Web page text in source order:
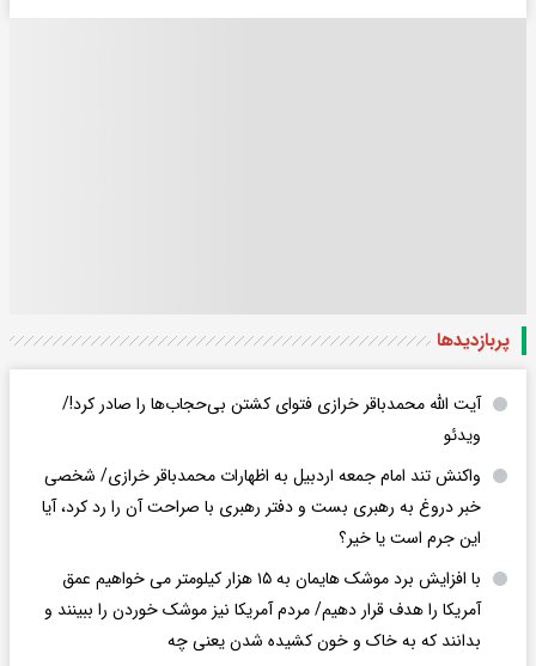
پربازدید‌ها
آیت الله محمدباقر خرازی فتوای کشتن بی‌حجاب‌ها را صادر کرد!/
ویدئو
واکنش تند امام جمعه اردبیل به اظهارات محمدباقر خرازی/ شخصی
خبر دروغ به رهبری بست و دفتر رهبری با صراحت آن را رد کرد، آیا
این جرم است یا خیر؟
با افزایش برد موشک هایمان به ۱۵ هزار کیلومتر می خواهیم عمق
آمریکا را هدف قرار دهیم/ مردم آمریکا نیز موشک خوردن را ببینند و
بدانند که به خاک و خون کشیده شدن یعنی چه